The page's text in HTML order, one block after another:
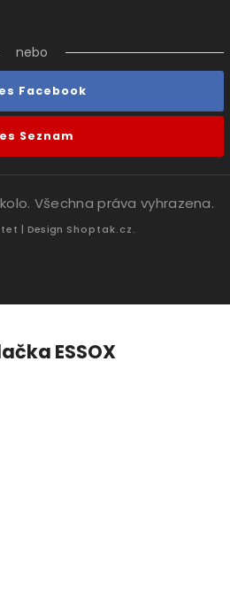
nebo
Facebook
Seznam
. Všechna práva vyhrazena.
| Design Shoptak.cz.
ESSOX